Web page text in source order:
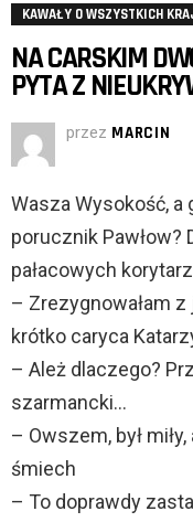
KAWAŁY O WSZYSTKICH
NA CARSKIM
PYTA Z
przez MARCIN
Wasza Wysokość,
porucznik Pawłow?
pałacowych
– Zrezygnowałam z
krótko caryca
– Ależ dlaczego?
szarmancki…
– Owszem, był
śmiech
– To doprawdy